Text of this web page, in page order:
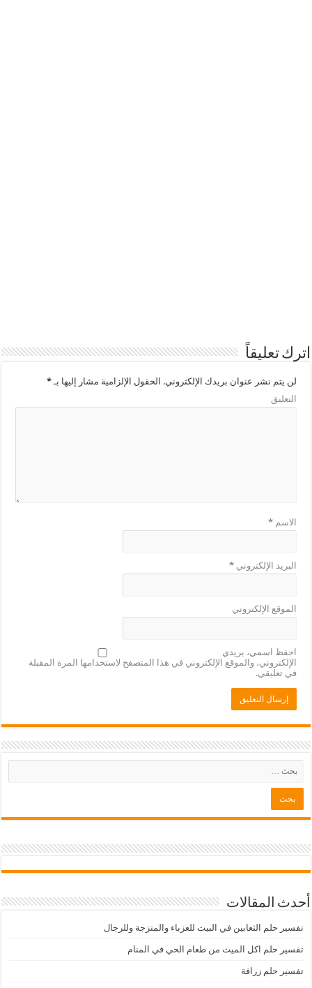
اترك تعليقاً
لن يتم نشر عنوان بريدك الإلكتروني. الحقول الإلزامية مشار إليها بـ*
التعليق
الاسم*
البريد الإلكتروني*
الموقع الإلكتروني
احفظ اسمي، بريدي
الإلكتروني، والموقع الإلكتروني في هذا المتصفح لاستخدامها المرة المقبلة
في تعليقي.
أحدث المقالات
تفسير حلم الثعابين في البيت للعزباء والمتزجة وللرجال
تفسير حلم اكل الميت من طعام الحي في المنام
تفسير حلم زرافة